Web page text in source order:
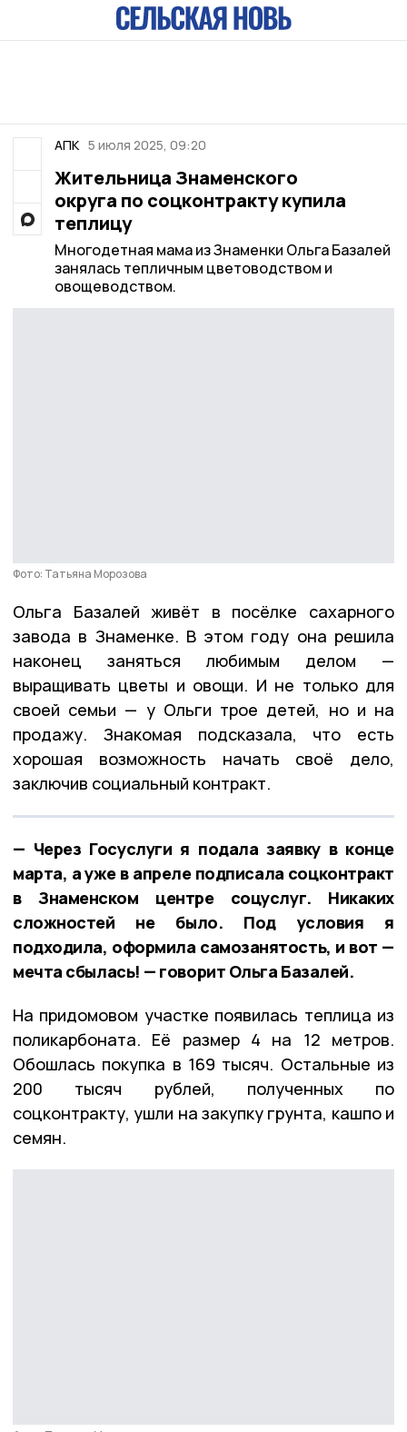
АПК 5 июля 2025, 09:20
Жительница Знаменского
округа по соцконтракту купила
теплицу
Многодетная мама из Знаменки Ольга Базалей
занялась тепличным цветоводством и
овощеводством.
Фото: Татьяна Морозова
Ольга Базалей живёт в посёлке сахарного
завода в Знаменке. В этом году она решила
наконец заняться любимым делом —
выращивать цветы и овощи. И не только для
своей семьи — у Ольги трое детей, но и на
продажу. Знакомая подсказала, что есть
хорошая возможность начать своё дело,
заключив социальный контракт.
— Через Госуслуги я подала заявку в конце
марта, а уже в апреле подписала соцконтракт
в Знаменском центре соцуслуг. Никаких
сложностей не было. Под условия я
подходила, оформила самозанятость, и вот —
мечта сбылась! — говорит Ольга Базалей.
На придомовом участке появилась теплица из
поликарбоната. Её размер 4 на 12 метров.
Обошлась покупка в 169 тысяч. Остальные из
200 тысяч рублей, полученных по
соцконтракту, ушли на закупку грунта, кашпо и
семян.